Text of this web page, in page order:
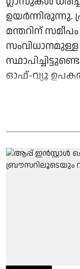
ഉയർന്നിരുന്നു.
മന്തറിന്
ഓഫ്-വ്യൂ